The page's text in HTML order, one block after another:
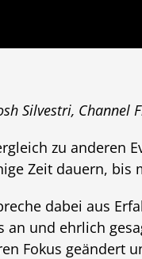
Silvestri, Channel
zu anderen
Zeit dauern, bis
dabei aus
an und ehrlich
Fokus geändert